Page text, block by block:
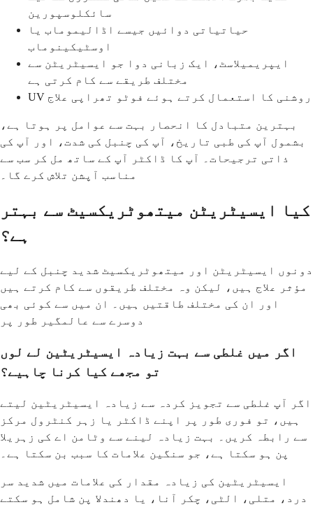
سائکلوسپورین
حیاتیاتی دوائیں جیسے اڈالیموماب یا
اوسٹیکینوماب
ایپریمیلاسٹ، ایک زبانی دوا جو ایسیٹریٹن سے
مختلف طریقے سے کام کرتی ہے
UV روشنی کا استعمال کرتے ہوئے فوٹو تھراپی علاج
بہترین متبادل کا انحصار بہت سے عوامل پر ہوتا ہے،
بشمول آپ کی طبی تاریخ، آپ کی چنبل کی شدت، اور آپ کی
ذاتی ترجیحات۔ آپ کا ڈاکٹر آپ کے ساتھ مل کر سب سے
مناسب آپشن تلاش کرے گا۔
کیا ایسیٹریٹن میتھوٹریکسیٹ سے بہتر
ہے؟
دونوں ایسیٹریٹن اور میتھوٹریکسیٹ شدید چنبل کے لیے
مؤثر علاج ہیں، لیکن وہ مختلف طریقوں سے کام کرتے ہیں
اور ان کی مختلف طاقتیں ہیں۔ ان میں سے کوئی بھی
دوسرے سے عالمگیر طور پر
اگر میں غلطی سے بہت زیادہ ایسیٹریٹین لے لوں
تو مجھے کیا کرنا چاہیے؟
اگر آپ غلطی سے تجویز کردہ سے زیادہ ایسیٹریٹین لیتے
ہیں، تو فوری طور پر اپنے ڈاکٹر یا زہر کنٹرول مرکز
سے رابطہ کریں۔ بہت زیادہ لینے سے وٹامن اے کی زہریلا
پن ہو سکتا ہے، جو سنگین علامات کا سبب بن سکتا ہے۔
ایسیٹریٹین کی زیادہ مقدار کی علامات میں شدید سر
درد، متلی، الٹی، چکر آنا، یا دھندلا پن شامل ہو سکتے